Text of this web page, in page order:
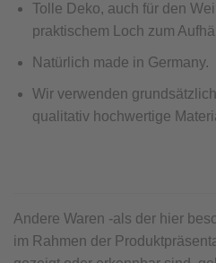
Tolle Deko, auch für den
praktischem Loch zum
Natürlich made in Germany.
Wir verwenden
qualitativ hochwertige
Andere Waren -als der hier
im Rahmen der